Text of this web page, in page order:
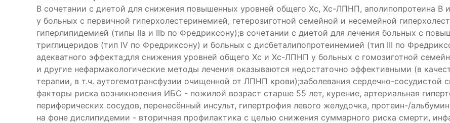
В сочетании с диетой для снижения повышенных уровней общего Хс, Хс-ЛПНП, аполипопротеина
у больных с первичной гиперхолестеринемией, гетерозиготной семейной и несемейной
гиперлипидемией (типы IIa и IIb по Фредриксону);в сочетании с диетой для лечения больных с
триглицеридов (тип IV по Фредриксону) и больных с дисбеталипопротеинемией (тип III по
адекватного эффекта;для снижения уровней общего Хс и Хс-ЛПНП у больных с гомозиготной
и другие нефармакологические методы лечения оказываются недостаточно эффективными (в
терапии, в т.ч. аутогемотрансфузии очищенной от ЛПНП крови);заболевания сердечно-
факторы риска возникновения ИБС - пожилой возраст старше 55 лет, курение, артериальная
периферических сосудов, перенесённый инсульт, гипертрофия левого желудочка, протеин-/
на фоне дислипидемии - вторичная профилактика с целью снижения суммарного риска смерти,